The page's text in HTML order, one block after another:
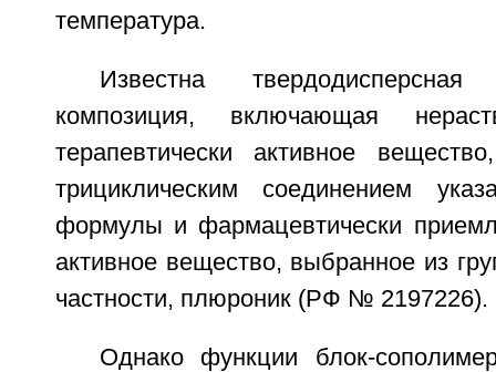
температура.
Известна твердодисперсная
композиция, включающая
терапевтически активное
трициклическим соединением
формулы и фармацевтически
активное вещество, выбранное из
частности, плюроник (РФ № 2197226).
Однако функции блок-